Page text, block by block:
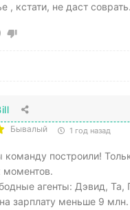
, кстати, не даст
Бывалый 1 год назад
команду построили!
агенты: Дэвид, Та,
зарплату меньше 9